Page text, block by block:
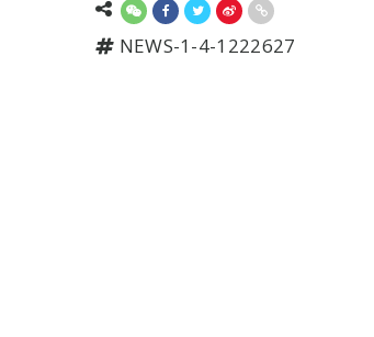
NEWS-1-4-1222627